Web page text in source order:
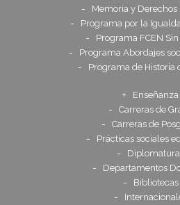
Memoria y Derechos
Programa por la
Programa FCEN
Programa Abordajes
Programa de Historia
Enseñanza
Carreras de
Carreras de
Prácticas sociales
Departamentos
Bibliotecas